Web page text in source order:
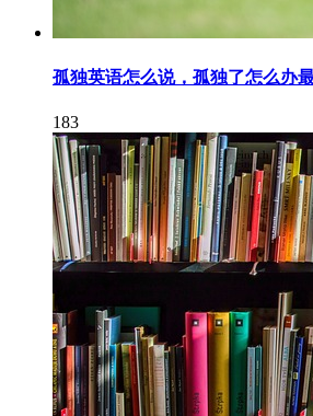
孤独英语怎么说，孤独了怎么办
183